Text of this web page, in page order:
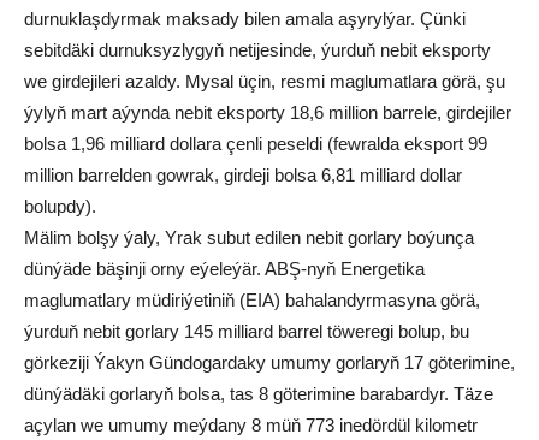
durnuklaşdyrmak maksady bilen amala aşyrylýar. Çünki
sebitdäki durnuksyzlygyň netijesinde, ýurduň nebit eksporty
we girdejileri azaldy. Mysal üçin, resmi maglumatlara görä, şu
ýylyň mart aýynda nebit eksporty 18,6 million barrele, girdejiler
bolsa 1,96 milliard dollara çenli peseldi (fewralda eksport 99
million barrelden gowrak, girdeji bolsa 6,81 milliard dollar
bolupdy).
Mälim bolşy ýaly, Yrak subut edilen nebit gorlary boýunça
dünýäde bäşinji orny eýeleýär. ABŞ-nyň Energetika
maglumatlary müdiriýetiniň (EIA) bahalandyrmasyna görä,
ýurduň nebit gorlary 145 milliard barrel töweregi bolup, bu
görkeziji Ýakyn Gündogardaky umumy gorlaryň 17 göterimine,
dünýädäki gorlaryň bolsa, tas 8 göterimine barabardyr. Täze
açylan we umumy meýdany 8 müň 773 inedördül kilometr